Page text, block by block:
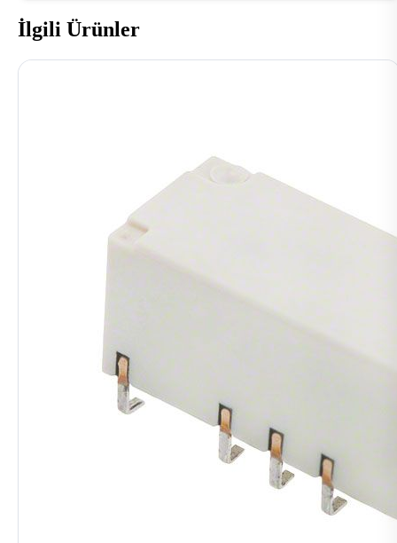
İlgili Ürünler